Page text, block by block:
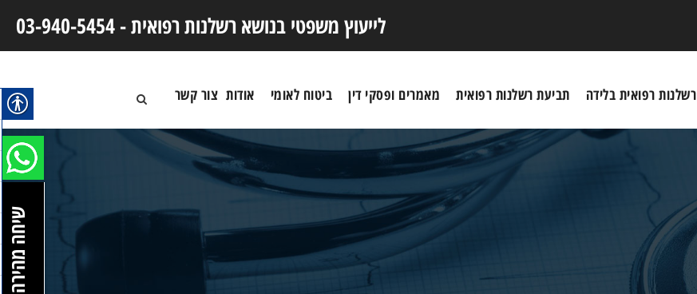
לייעוץ משפטי בנושא רשלנות רפואית -03-940-5454
רשלנות רפואית בלידה תביעת רשלנות רפואית מאמרים ופסקי דין ביטוח לאומי אודות צור קשר
שיחה מהירה